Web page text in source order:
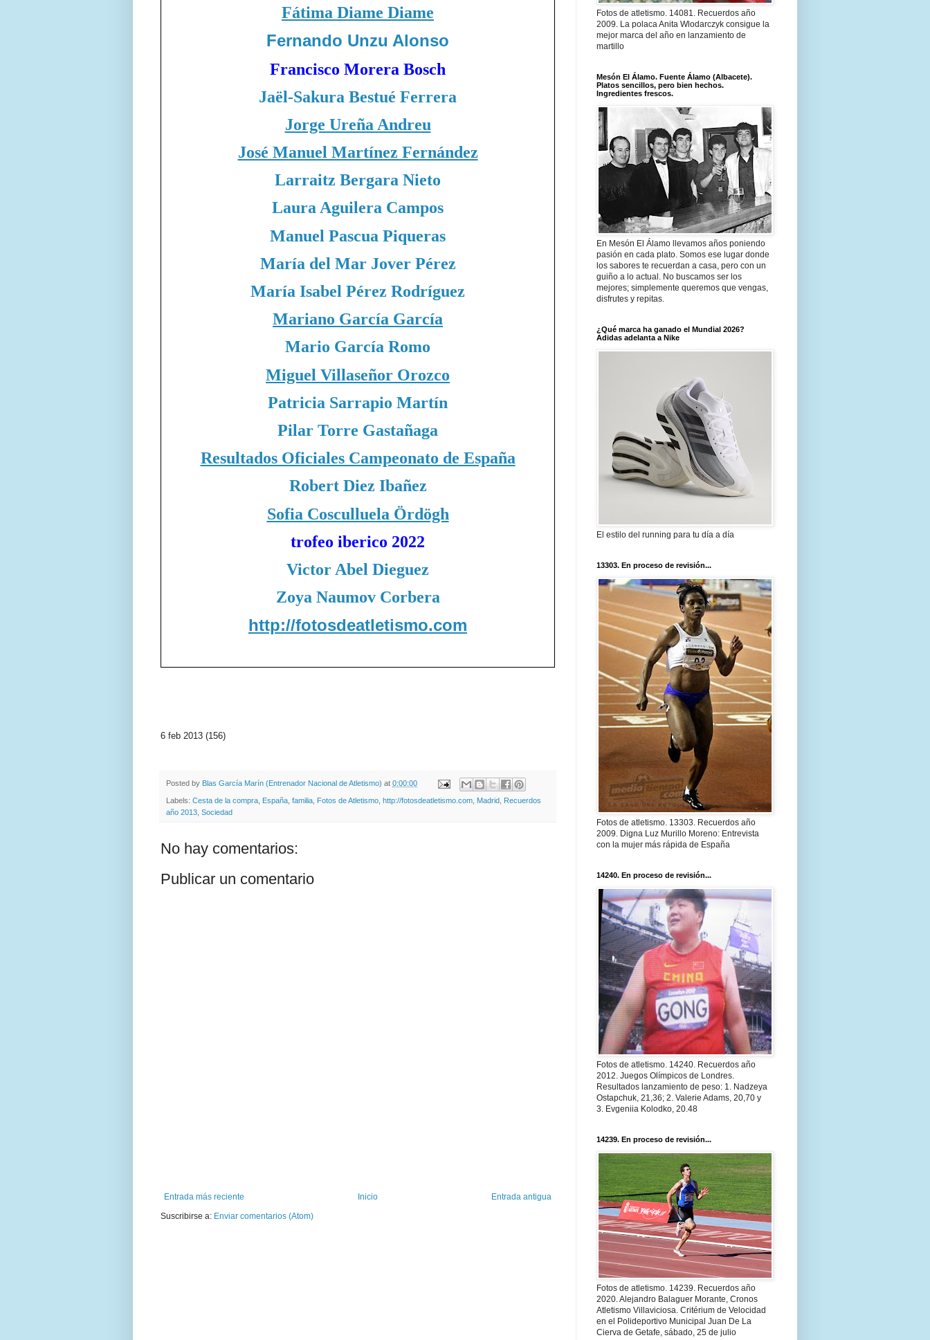
Fátima Diame Diame
Fernando Unzu Alonso
Francisco Morera Bosch
Jaël-Sakura Bestué Ferrera
Jorge Ureña Andreu
José Manuel Martínez Fernández
Larraitz Bergara Nieto
Laura Aguilera Campos
Manuel Pascua Piqueras
María del Mar Jover Pérez
María Isabel Pérez Rodríguez
Mariano García García
Mario García Romo
Miguel Villaseñor Orozco
Patricia Sarrapio Martín
Pilar Torre Gastañaga
Resultados Oficiales Campeonato de España
Robert Diez Ibañez
Sofia Cosculluela Ördögh
trofeo iberico 2022
Victor Abel Dieguez
Zoya Naumov Corbera
http://fotosdeatletismo.com
6 feb 2013 (156)
Posted by Blas García Marín (Entrenador Nacional de Atletismo) at 0:00:00
Labels: Cesta de la compra España familia Fotos de Atletismo http://fotosdeatletismo.com Madrid Recuerdos
año 2013 Sociedad
No hay comentarios:
Publicar un comentario
Entrada más reciente Entrada antigua
Inicio
Suscribirse a: Enviar comentarios (Atom)
Fotos de atletismo. 14081. Recuerdos año
2009. La polaca Anita Wlodarczyk consigue la
mejor marca del año en lanzamiento de
martillo
Mesón El Álamo. Fuente Álamo (Albacete).
Platos sencillos, pero bien hechos.
Ingredientes frescos.
En Mesón El Álamo llevamos años poniendo
pasión en cada plato. Somos ese lugar donde
los sabores te recuerdan a casa, pero con un
guiño a lo actual. No buscamos ser los
mejores; simplemente queremos que vengas,
disfrutes y repitas.
¿Qué marca ha ganado el Mundial 2026?
Adidas adelanta a Nike
El estilo del running para tu día a día
13303. En proceso de revisión...
Fotos de atletismo. 13303. Recuerdos año
2009. Digna Luz Murillo Moreno: Entrevista
con la mujer más rápida de España
14240. En proceso de revisión...
Fotos de atletismo. 14240. Recuerdos año
2012. Juegos Olímpicos de Londres.
Resultados lanzamiento de peso: 1. Nadzeya
Ostapchuk, 21,36; 2. Valerie Adams, 20,70 y
3. Evgeniia Kolodko, 20.48
14239. En proceso de revisión...
Fotos de atletismo. 14239. Recuerdos año
2020. Alejandro Balaguer Morante, Cronos
Atletismo Villaviciosa. Critérium de Velocidad
en el Polideportivo Municipal Juan De La
Cierva de Getafe, sábado, 25 de julio